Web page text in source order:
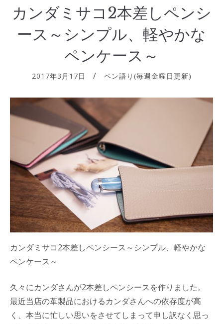
カンダミサコ2本差しペンシ
ース～シンプル、軽やかな
ペンケース～
2017年3月17日 ペン語り(毎週金曜日更新)
カンダミサコ2本差しペンシース～シンプル、軽やかな
ペンケース～
久々にカンダさんが2本差しペンシースを作りました。
最近当店の革製品におけるカンダさんへの依存度が高
く、本当に忙しい思いをさせてしまって申し訳なく思っ